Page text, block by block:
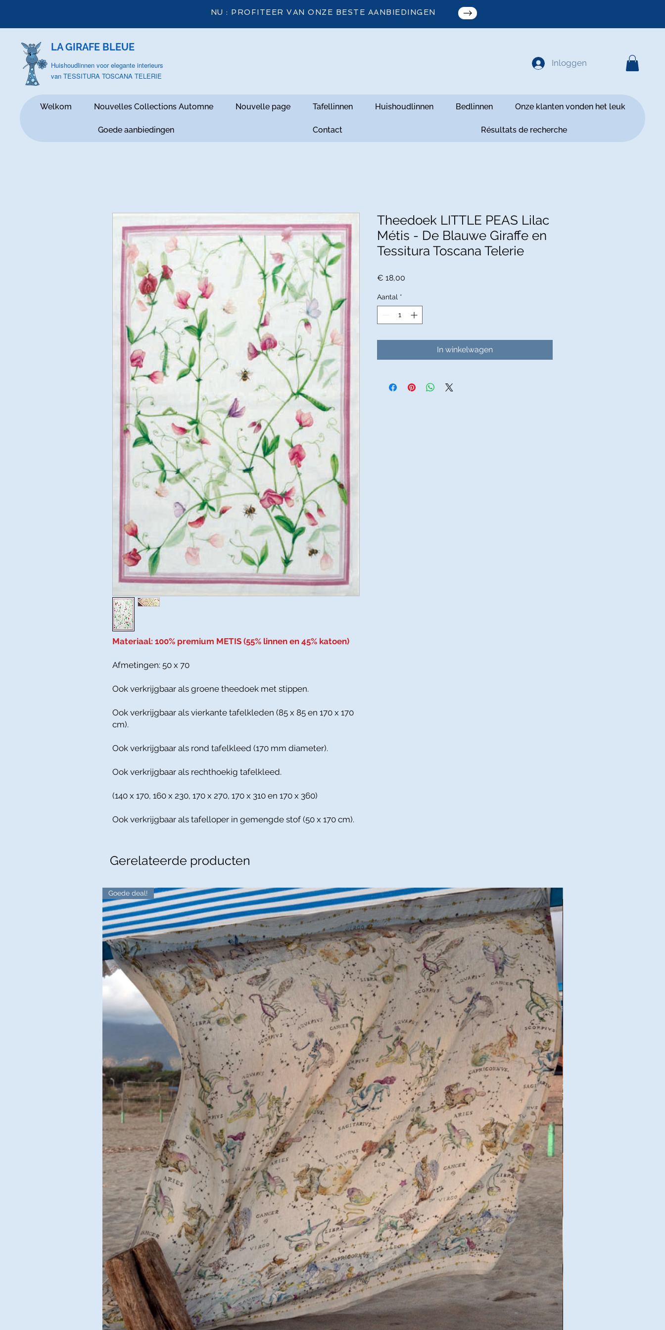
NU : PROFITEER VAN ONZE BESTE AANBIEDINGEN
LA GIRAFE BLEUE
Huishoudlinnen voor elegante interieurs
van TESSITURA TOSCANA TELERIE
Inloggen
Welkom Nouvelles Collections Automne Nouvelle page Tafellinnen Huishoudlinnen Bedlinnen Onze klanten vonden het leuk
Goede aanbiedingen Contact Résultats de recherche
Materiaal: 100% premium METIS (55% linnen en 45% katoen)
Afmetingen: 50 x 70
Ook verkrijgbaar als groene theedoek met stippen.
Ook verkrijgbaar als vierkante tafelkleden (85 x 85 en 170 x 170
cm).
Ook verkrijgbaar als rond tafelkleed (170 mm diameter).
Ook verkrijgbaar als rechthoekig tafelkleed.
(140 x 170, 160 x 230, 170 x 270, 170 x 310 en 170 x 360)
Ook verkrijgbaar als tafelloper in gemengde stof (50 x 170 cm).
Theedoek LITTLE PEAS Lilac
Métis - De Blauwe Giraffe en
Tessitura Toscana Telerie
€ 18,00
Aantal *
In winkelwagen
Gerelateerde producten
Goede deal!